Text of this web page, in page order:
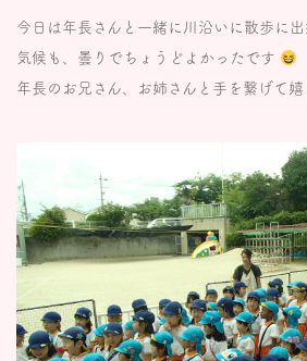
今日は年長さんと一緒に川沿いに散歩に
気候も、曇りでちょうどよかったです
年長のお兄さん、お姉さんと手を繋げて